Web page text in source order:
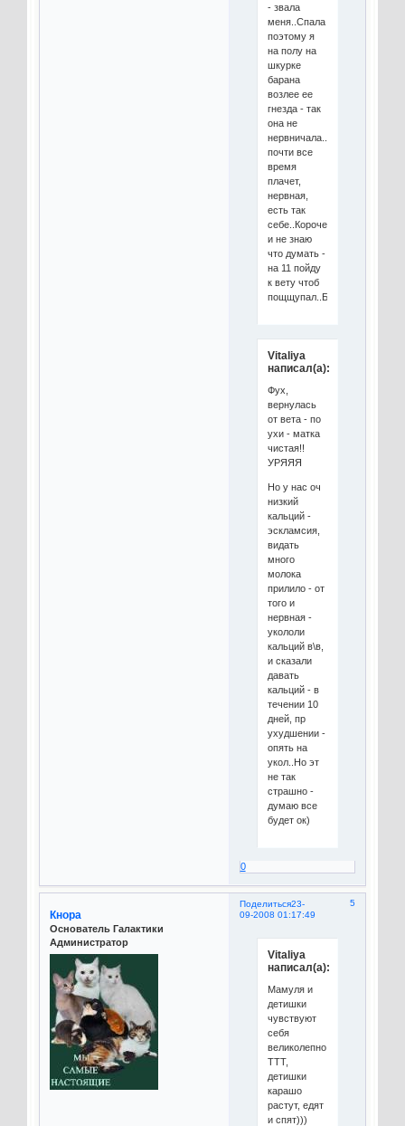
- звала
меня..Спала
поэтому я
на полу на
шкурке
барана
возлее ее
гнезда - так
она не
нервничала..Счас
почти все
время
плачет,
нервная,
есть так
себе..Короче
и не знаю
что думать -
на 11 пойду
к вету чтоб
пощщупал..Блин!
Vitaliya
написал(а):
Фух,
вернулась
от вета - по
ухи - матка
чистая!!
УРЯЯЯ
Но у нас оч
низкий
кальций -
эскламсия,
видать
много
молока
прилило - от
того и
нервная -
укололи
кальций в\в,
и сказали
давать
кальций - в
течении 10
дней, пр
ухудшении -
опять на
укол..Но эт
не так
страшно -
думаю все
будет ок)
0
Поделиться 5
23-
09-2008 01:17:49
Кнора
Основатель Галактики
Администратор
Vitaliya
написал(а):
Мамуля и
детишки
чувствуют
себя
великолепно
ТТТ,
детишки
карашо
растут, едят
и спят)))